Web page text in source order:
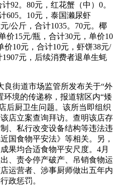
92。80元，红花蟹（中）0。
605。10元，泰国濑尿虾
/公斤，合计1035。70元。椰
价15元/瓶，合计30元，单价10
价10元，合计10元，虾饼38元/
元，后续消费者退单生蚝
街道市场监管所发布关于“外
环境的传递称，报道辖区内“矮
后厨卫生问题。该所当即组织
店立案查询拜访。查明该店存
、私行改变设备结构等违法违
国食物平安法》等相关。另，
果均合适食物平安尺度。4月
、责令停产破产、吊销食物运
运营者、涉事厨师做出五年内
政惩罚。